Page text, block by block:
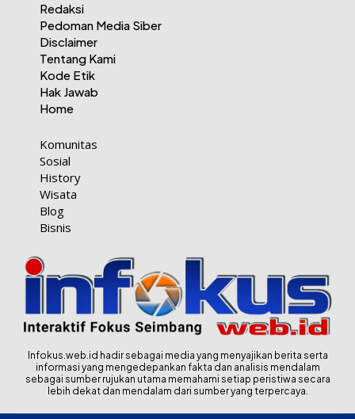
Redaksi
Pedoman Media Siber
Disclaimer
Tentang Kami
Kode Etik
Hak Jawab
Home
Komunitas
Sosial
History
Wisata
Blog
Bisnis
Infokus.web.id hadir sebagai media yang menyajikan berita serta
informasi yang mengedepankan fakta dan analisis mendalam
sebagai sumber rujukan utama memahami setiap peristiwa secara
lebih dekat dan mendalam dari sumber yang terpercaya.